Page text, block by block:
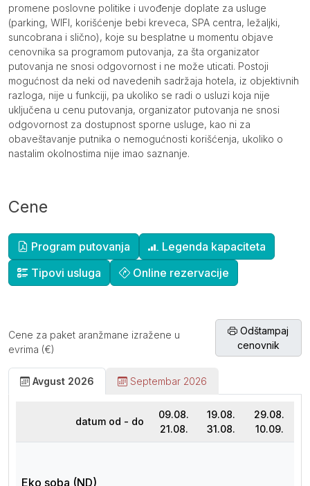
promene poslovne politike i uvođenje doplate za usluge
(parking, WIFI, korišćenje bebi kreveca, SPA centra, ležaljki,
suncobrana i slično), koje su besplatne u momentu objave
cenovnika sa programom putovanja, za šta organizator
putovanja ne snosi odgovornost i ne može uticati. Postoji
mogućnost da neki od navedenih sadržaja hotela, iz objektivnih
razloga, nije u funkciji, pa ukoliko se radi o usluzi koja nije
uključena u cenu putovanja, organizator putovanja ne snosi
odgovornost za dostupnost sporne usluge, kao ni za
obaveštavanje putnika o nemogućnosti korišćenja, ukoliko o
nastalim okolnostima nije imao saznanje.
Cene
Cene za paket aranžmane izražene u
evrima (€)
Odštampaj
cenovnik
Avgust 2026 Septembar 2026
datum od - do
09.08.
21.08.
19.08.
31.08.
29.08.
10.09.
Eko soba (ND)
Dopunske informacije
Program putovanja
Legenda kapaciteta
Tipovi usluga
Online rezervacije